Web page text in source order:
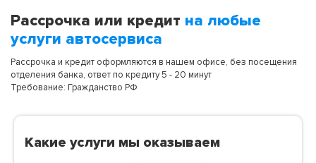
Рассрочка или кредит на любые
услуги автосервиса
Рассрочка и кредит оформляются в нашем офисе, без посещения
отделения банка, ответ по кредиту 5 - 20 минут
Требование: Гражданство РФ
Какие услуги мы оказываем